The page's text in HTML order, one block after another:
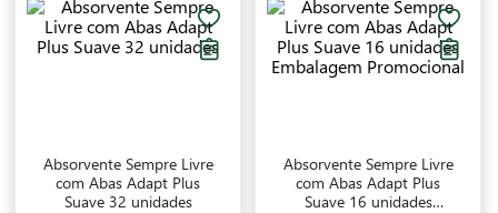
Absorvente Sempre Livre
com Abas Adapt Plus
Suave 32 unidades
Absorvente Sempre Livre
com Abas Adapt Plus
Suave 16 unidades